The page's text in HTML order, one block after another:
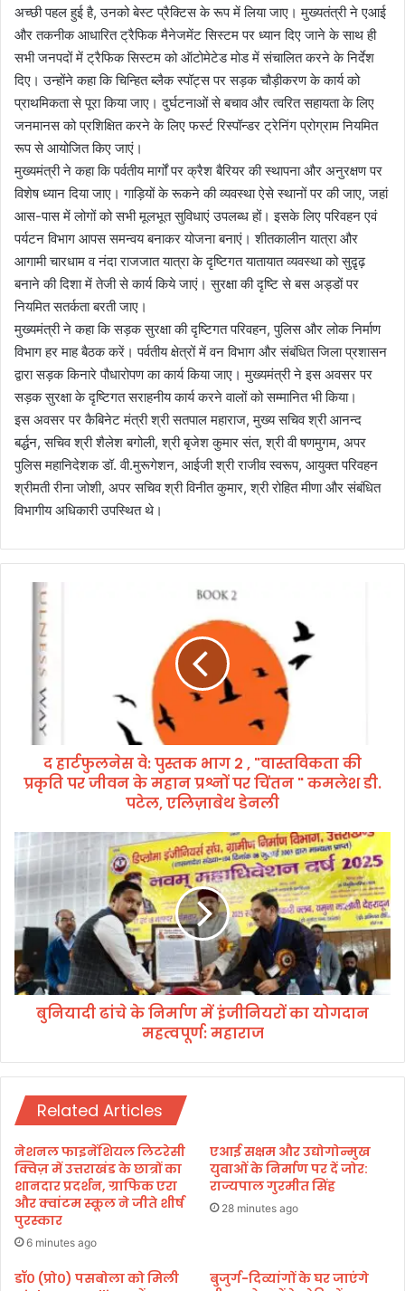
अच्छी पहल हुई है, उनको बेस्ट प्रैक्टिस के रूप में लिया जाए। मुख्यतंत्री ने एआई
और तकनीक आधारित ट्रैफिक मैनेजमेंट सिस्टम पर ध्यान दिए जाने के साथ ही
सभी जनपदों में ट्रैफिक सिस्टम को ऑटोमेटेड मोड में संचालित करने के निर्देश
दिए। उन्होंने कहा कि चिन्हित ब्लैक स्पॉट्स पर सड़क चौड़ीकरण के कार्य को
प्राथमिकता से पूरा किया जाए। दुर्घटनाओं से बचाव और त्वरित सहायता के लिए
जनमानस को प्रशिक्षित करने के लिए फर्स्ट रिस्पॉन्डर ट्रेनिंग प्रोग्राम नियमित
रूप से आयोजित किए जाएं।
मुख्यमंत्री ने कहा कि पर्वतीय मार्गों पर क्रैश बैरियर की स्थापना और अनुरक्षण पर
विशेष ध्यान दिया जाए। गाड़ियों के रूकने की व्यवस्था ऐसे स्थानों पर की जाए, जहां
आस-पास में लोगों को सभी मूलभूत सुविधाएं उपलब्ध हों। इसके लिए परिवहन एवं
पर्यटन विभाग आपस समन्वय बनाकर योजना बनाएं। शीतकालीन यात्रा और
आगामी चारधाम व नंदा राजजात यात्रा के दृष्टिगत यातायात व्यवस्था को सुदृ़ढ़
बनाने की दिशा में तेजी से कार्य किये जाएं। सुरक्षा की दृष्टि से बस अड्डों पर
नियमित सतर्कता बरती जाए।
मुख्यमंत्री ने कहा कि सड़क सुरक्षा की दृष्टिगत परिवहन, पुलिस और लोक निर्माण
विभाग हर माह बैठक करें। पर्वतीय क्षेत्रों में वन विभाग और संबंधित जिला प्रशासन
द्वारा सड़क किनारे पौधारोपण का कार्य किया जाए। मुख्यमंत्री ने इस अवसर पर
सड़क सुरक्षा के दृष्टिगत सराहनीय कार्य करने वालों को सम्मानित भी किया।
इस अवसर पर कैबिनेट मंत्री श्री सतपाल महाराज, मुख्य सचिव श्री आनन्द
बर्द्धन, सचिव श्री शैलेश बगोली, श्री बृजेश कुमार संत, श्री वी षणमुगम, अपर
पुलिस महानिदेशक डॉ. वी.मुरूगेशन, आईजी श्री राजीव स्वरूप, आयुक्त परिवहन
श्रीमती रीना जोशी, अपर सचिव श्री विनीत कुमार, श्री रोहित मीणा और संबंधित
विभागीय अधिकारी उपस्थित थे।
स्त
ग
,
"
वा
स्त
वि
क
ता
ति
जी
व
न
के
म
हा
न
श्नों
द हार्टफुलनेस वे: पुस्तक भाग 2 , "वास्तविकता की
प्रकृति पर जीवन के महान प्रश्नों पर चिंतन " कमलेश डी.
पटेल, एलिज़ाबेथ डेनली
नि
या
दी
ढां
चे
के
नि
र्मा
य
रों
का
यो
ग
दा
न
म
त्व
बुनियादी ढांचे के निर्माण में इंजीनियरों का योगदान
महत्वपूर्ण: महाराज
Related Articles
नेशनल फाइनेंशियल लिटरेसी
क्विज़ में उत्तराखंड के छात्रों का
शानदार प्रदर्शन, ग्राफिक एरा
और क्वांटम स्कूल ने जीते शीर्ष
पुरस्कार
6 minutes ago
एआई सक्षम और उद्योगोन्मुख
युवाओं के निर्माण पर दें जोर:
राज्यपाल गुरमीत सिंह
28 minutes ago
डॉ० (प्रो०) पसबोला को मिली
बुजुर्ग-दिव्यांगों के घर जाएंगे